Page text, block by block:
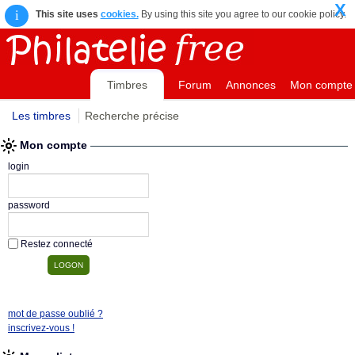
i This site uses cookies.By using this site you agree to our cookie policy.
X
Timbres Forum Annonces Mon compte
Les timbres Recherche précise
Mon compte
login
password
Restez connecté
mot de passe oublié ?
inscrivez-vous !